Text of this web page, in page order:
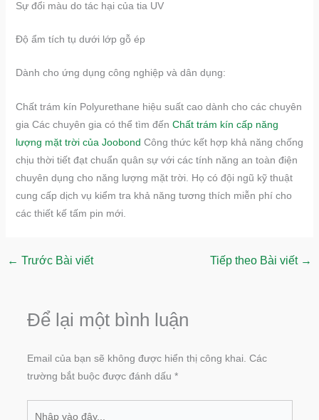
Sự đổi màu do tác hại của tia UV
Độ ẩm tích tụ dưới lớp gỗ ép
Dành cho ứng dụng công nghiệp và dân dụng:
Chất trám kín Polyurethane hiệu suất cao dành cho các chuyên
gia Các chuyên gia có thể tìm đến Chất trám kín cấp năng
lượng mặt trời của Joobond Công thức kết hợp khả năng chống
chịu thời tiết đạt chuẩn quân sự với các tính năng an toàn điện
chuyên dụng cho năng lượng mặt trời. Họ có đội ngũ kỹ thuật
cung cấp dịch vụ kiểm tra khả năng tương thích miễn phí cho
các thiết kế tấm pin mới.
← Trước Bài viết Tiếp theo Bài viết →
Để lại một bình luận
Email của bạn sẽ không được hiển thị công khai. Các
trường bắt buộc được đánh dấu *